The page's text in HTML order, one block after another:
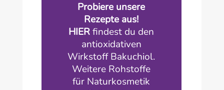
Probiere unsere
Rezepte aus!
HIERfindest du den
antioxidativen
Wirkstoff Bakuchiol.
Weitere Rohstoffe
für Naturkosmetik